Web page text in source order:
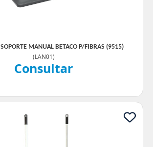
MANUAL BETACO P/FIBRAS (9515)
(LAN01)
Consultar